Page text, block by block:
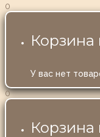
0
Корзина
У вас нет
0
Корзина